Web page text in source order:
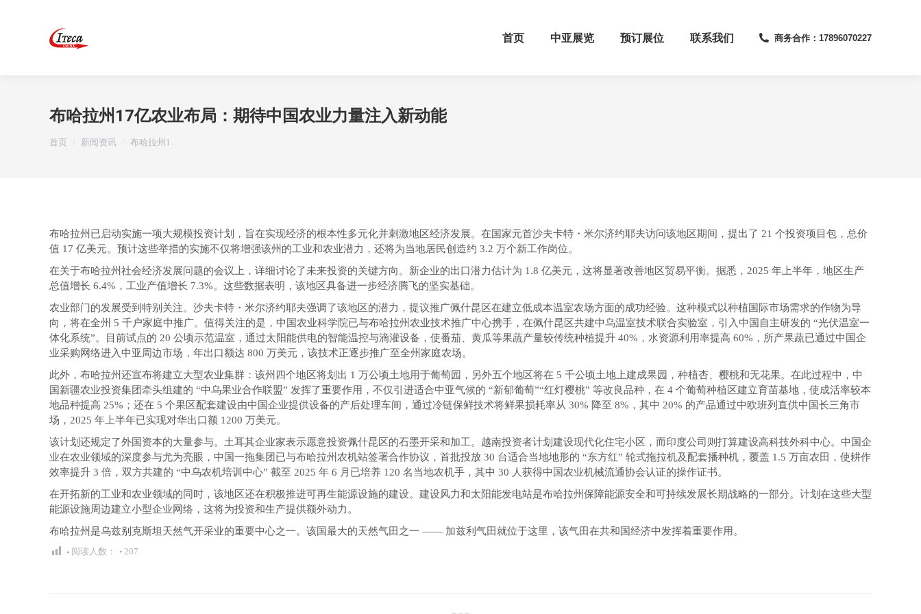
首页 中亚展览 预订展位 联系我们 商务合作：17896070227
布哈拉州17亿农业布局：期待中国农业力量注入新动能
首页 新闻资讯 布哈拉州1…
布哈拉州已启动实施一项大规模投资计划，旨在实现经济的根本性多元化并刺激地区经济发展。在国家元首沙夫卡特・米尔济约耶夫访问该地区期间，提出了 21 个投资项目包，总价
值 17 亿美元。预计这些举措的实施不仅将增强该州的工业和农业潜力，还将为当地居民创造约 3.2 万个新工作岗位。
在关于布哈拉州社会经济发展问题的会议上，详细讨论了未来投资的关键方向。新企业的出口潜力估计为 1.8 亿美元，这将显著改善地区贸易平衡。据悉，2025 年上半年，地区生产
总值增长 6.4%，工业产值增长 7.3%。这些数据表明，该地区具备进一步经济腾飞的坚实基础。
农业部门的发展受到特别关注。沙夫卡特・米尔济约耶夫强调了该地区的潜力，提议推广佩什昆区在建立低成本温室农场方面的成功经验。这种模式以种植国际市场需求的作物为导
向，将在全州 5 千户家庭中推广。值得关注的是，中国农业科学院已与布哈拉州农业技术推广中心携手，在佩什昆区共建中乌温室技术联合实验室，引入中国自主研发的 “光伏温室一
体化系统”。目前试点的 20 公顷示范温室，通过太阳能供电的智能温控与滴灌设备，使番茄、黄瓜等果蔬产量较传统种植提升 40%，水资源利用率提高 60%，所产果蔬已通过中国企
业采购网络进入中亚周边市场，年出口额达 800 万美元，该技术正逐步推广至全州家庭农场。
此外，布哈拉州还宣布将建立大型农业集群：该州四个地区将划出 1 万公顷土地用于葡萄园，另外五个地区将在 5 千公顷土地上建成果园，种植杏、樱桃和无花果。在此过程中，中
国新疆农业投资集团牵头组建的 “中乌果业合作联盟” 发挥了重要作用，不仅引进适合中亚气候的 “新郁葡萄”“红灯樱桃” 等改良品种，在 4 个葡萄种植区建立育苗基地，使成活率较本
地品种提高 25%；还在 5 个果区配套建设由中国企业提供设备的产后处理车间，通过冷链保鲜技术将鲜果损耗率从 30% 降至 8%，其中 20% 的产品通过中欧班列直供中国长三角市
场，2025 年上半年已实现对华出口额 1200 万美元。
该计划还规定了外国资本的大量参与。土耳其企业家表示愿意投资佩什昆区的石墨开采和加工。越南投资者计划建设现代化住宅小区，而印度公司则打算建设高科技外科中心。中国企
业在农业领域的深度参与尤为亮眼，中国一拖集团已与布哈拉州农机站签署合作协议，首批投放 30 台适合当地地形的 “东方红” 轮式拖拉机及配套播种机，覆盖 1.5 万亩农田，使耕作
效率提升 3 倍，双方共建的 “中乌农机培训中心” 截至 2025 年 6 月已培养 120 名当地农机手，其中 30 人获得中国农业机械流通协会认证的操作证书。
在开拓新的工业和农业领域的同时，该地区还在积极推进可再生能源设施的建设。建设风力和太阳能发电站是布哈拉州保障能源安全和可持续发展长期战略的一部分。计划在这些大型
能源设施周边建立小型企业网络，这将为投资和生产提供额外动力。
布哈拉州是乌兹别克斯坦天然气开采业的重要中心之一。该国最大的天然气田之一 —— 加兹利气田就位于这里，该气田在共和国经济中发挥着重要作用。
阅读人数： 207